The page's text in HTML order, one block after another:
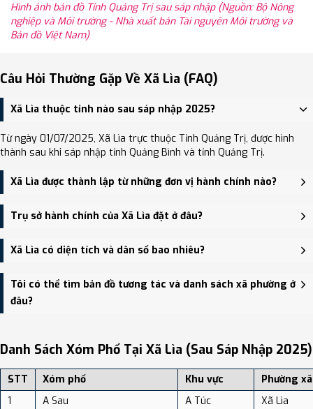
Hình ảnh bản đồ Tỉnh Quảng Trị sau sáp nhập (Nguồn: Bộ Nông
nghiệp và Môi trường - Nhà xuất bản Tài nguyên Môi trường và
Bản đồ Việt Nam)
Câu Hỏi Thường Gặp Về Xã Lìa (FAQ)
Xã Lìa thuộc tỉnh nào sau sáp nhập 2025?
Từ ngày 01/07/2025, Xã Lìa trực thuộc Tỉnh Quảng Trị, được hình
thành sau khi sáp nhập tỉnh Quảng Bình và tỉnh Quảng Trị.
Xã Lìa được thành lập từ những đơn vị hành chính nào?
Xã Lìa được thành lập trên cơ sở sáp nhập Xã Thanh, Xã Thuận,
Xã Lìa.
Trụ sở hành chính của Xã Lìa đặt ở đâu?
Trụ sở hành chính mới của Xã Lìa đặt tại UBND xã Thanh (cũ) -
trung tâm khu vực thuận tiện giao thông.
Xã Lìa có diện tích và dân số bao nhiêu?
Xã Lìa có Diện tích: 71.69 km², Dân số: 14,375 người, Mật độ dân
số: Khoảng 200.52 người/km²
Tôi có thể tìm bản đồ tương tác và danh sách xã phường ở
đâu?
địa điểm tại: VReview.vn - Nền tảng review địa điểm, dịch vụ và du
Danh Sách Xóm Phố Tại Xã Lìa (sau Sáp Nhập 2025)
STT Xóm phố Khu vực
Phường xã
1
A Sau A Túc
Xã Lìa